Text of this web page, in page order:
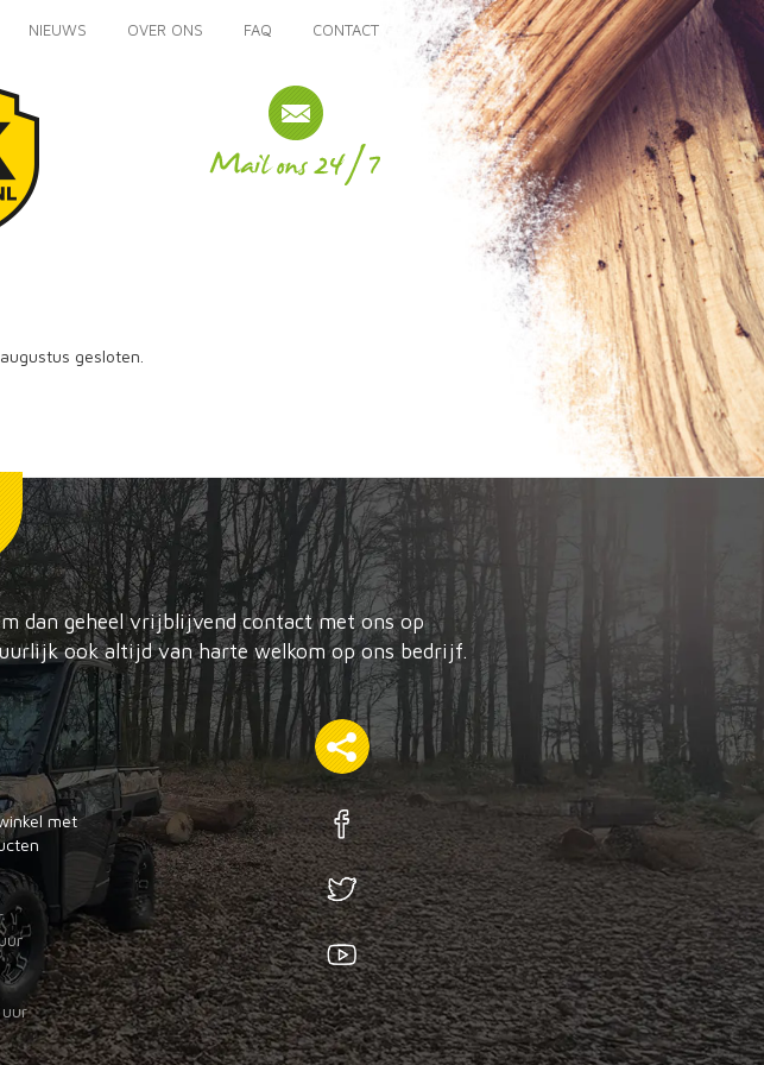
NIEUWS OVER ONS FAQ CONTACT
gesloten.
dan geheel vrijblijvend contact met ons op
ook altijd van harte welkom op ons bedrijf.
met